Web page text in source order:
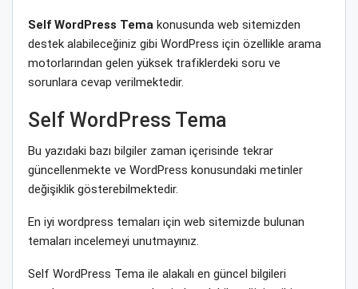
Self WordPress Tema konusunda web sitemizden
destek alabileceğiniz gibi WordPress için özellikle arama
motorlarından gelen yüksek trafiklerdeki soru ve
sorunlara cevap verilmektedir.
Self WordPress Tema
Bu yazıdaki bazı bilgiler zaman içerisinde tekrar
güncellenmekte ve WordPress konusundaki metinler
değişiklik gösterebilmektedir.
En iyi wordpress temaları için web sitemizde bulunan
temaları incelemeyi unutmayınız.
Self WordPress Tema ile alakalı en güncel bilgileri